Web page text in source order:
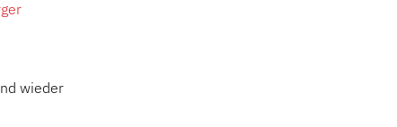
wieder